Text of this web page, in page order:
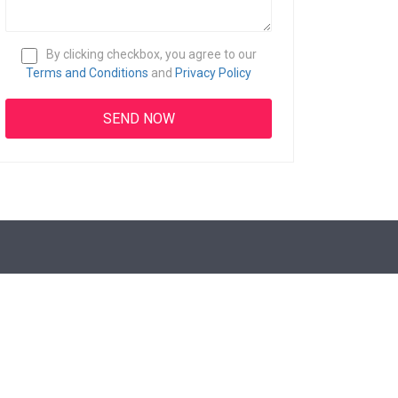
By clicking checkbox, you agree to our
Terms and Conditions and Privacy Policy